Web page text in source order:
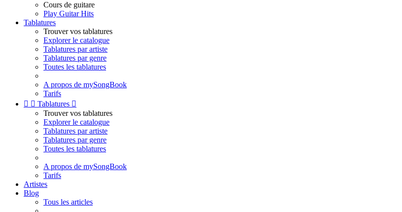
Cours de guitare
Play Guitar Hits
Tablatures
Trouver vos tablatures
Explorer le catalogue
Tablatures par artiste
Tablatures par genre
Toutes les tablatures
A propos de mySongBook
Tarifs
  Tablatures 
Trouver vos tablatures
Explorer le catalogue
Tablatures par artiste
Tablatures par genre
Toutes les tablatures
A propos de mySongBook
Tarifs
Artistes
Blog
Tous les articles